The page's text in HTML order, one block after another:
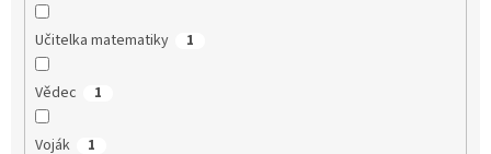
Učitelka matematiky 1
Vědec 1
Voják 1